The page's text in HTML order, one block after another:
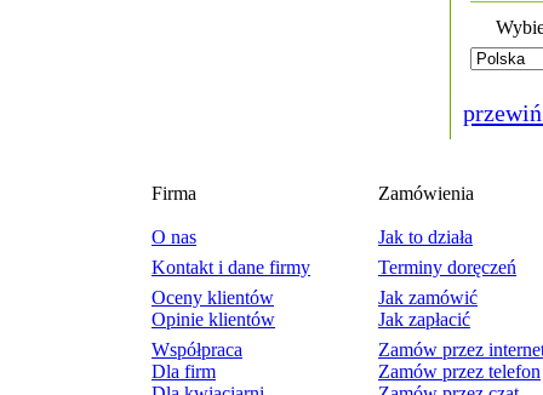
Firma
O nas
Kontakt i dane firmy
Oceny klientów
Opinie klientów
Współpraca
Dla firm
Zamówienia
Jak to działa
Terminy doręczeń
Jak zamówić
Jak zapłacić
Zamów przez
Zamów przez telefon